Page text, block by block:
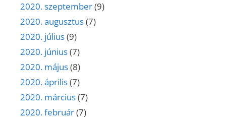
2020. szeptember(9)
2020. augusztus(7)
2020. július(9)
2020. június(7)
2020. május(8)
2020. április(7)
2020. március(7)
2020. február(7)